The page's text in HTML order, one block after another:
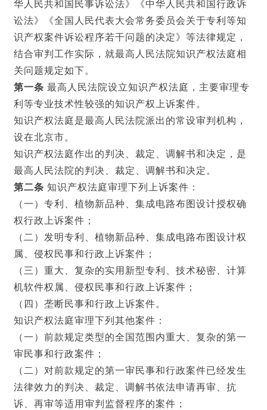
华人民共和国民事诉讼法》《中华人民共和国行政诉
讼法》《全国人民代表大会常务委员会关于专利等知
识产权案件诉讼程序若干问题的决定》等法律规定，
结合审判工作实际，就最高人民法院知识产权法庭相
关问题规定如下。
第一条 最高人民法院设立知识产权法庭，主要审理专
利等专业技术性较强的知识产权上诉案件。
知识产权法庭是最高人民法院派出的常设审判机构，
设在北京市。
知识产权法庭作出的判决、裁定、调解书和决定，是
最高人民法院的判决、裁定、调解书和决定。
第二条 知识产权法庭审理下列上诉案件：
（一）专利、植物新品种、集成电路布图设计授权确
权行政上诉案件；
（二）发明专利、植物新品种、集成电路布图设计权
属、侵权民事和行政上诉案件；
（三）重大、复杂的实用新型专利、技术秘密、计算
机软件权属、侵权民事和行政上诉案件；
（四）垄断民事和行政上诉案件。
知识产权法庭审理下列其他案件：
（一）前款规定类型的全国范围内重大、复杂的第一
审民事和行政案件；
（二）对前款规定的第一审民事和行政案件已经发生
法律效力的判决、裁定、调解书依法申请再审、抗
诉、再审等适用审判监督程序的案件；